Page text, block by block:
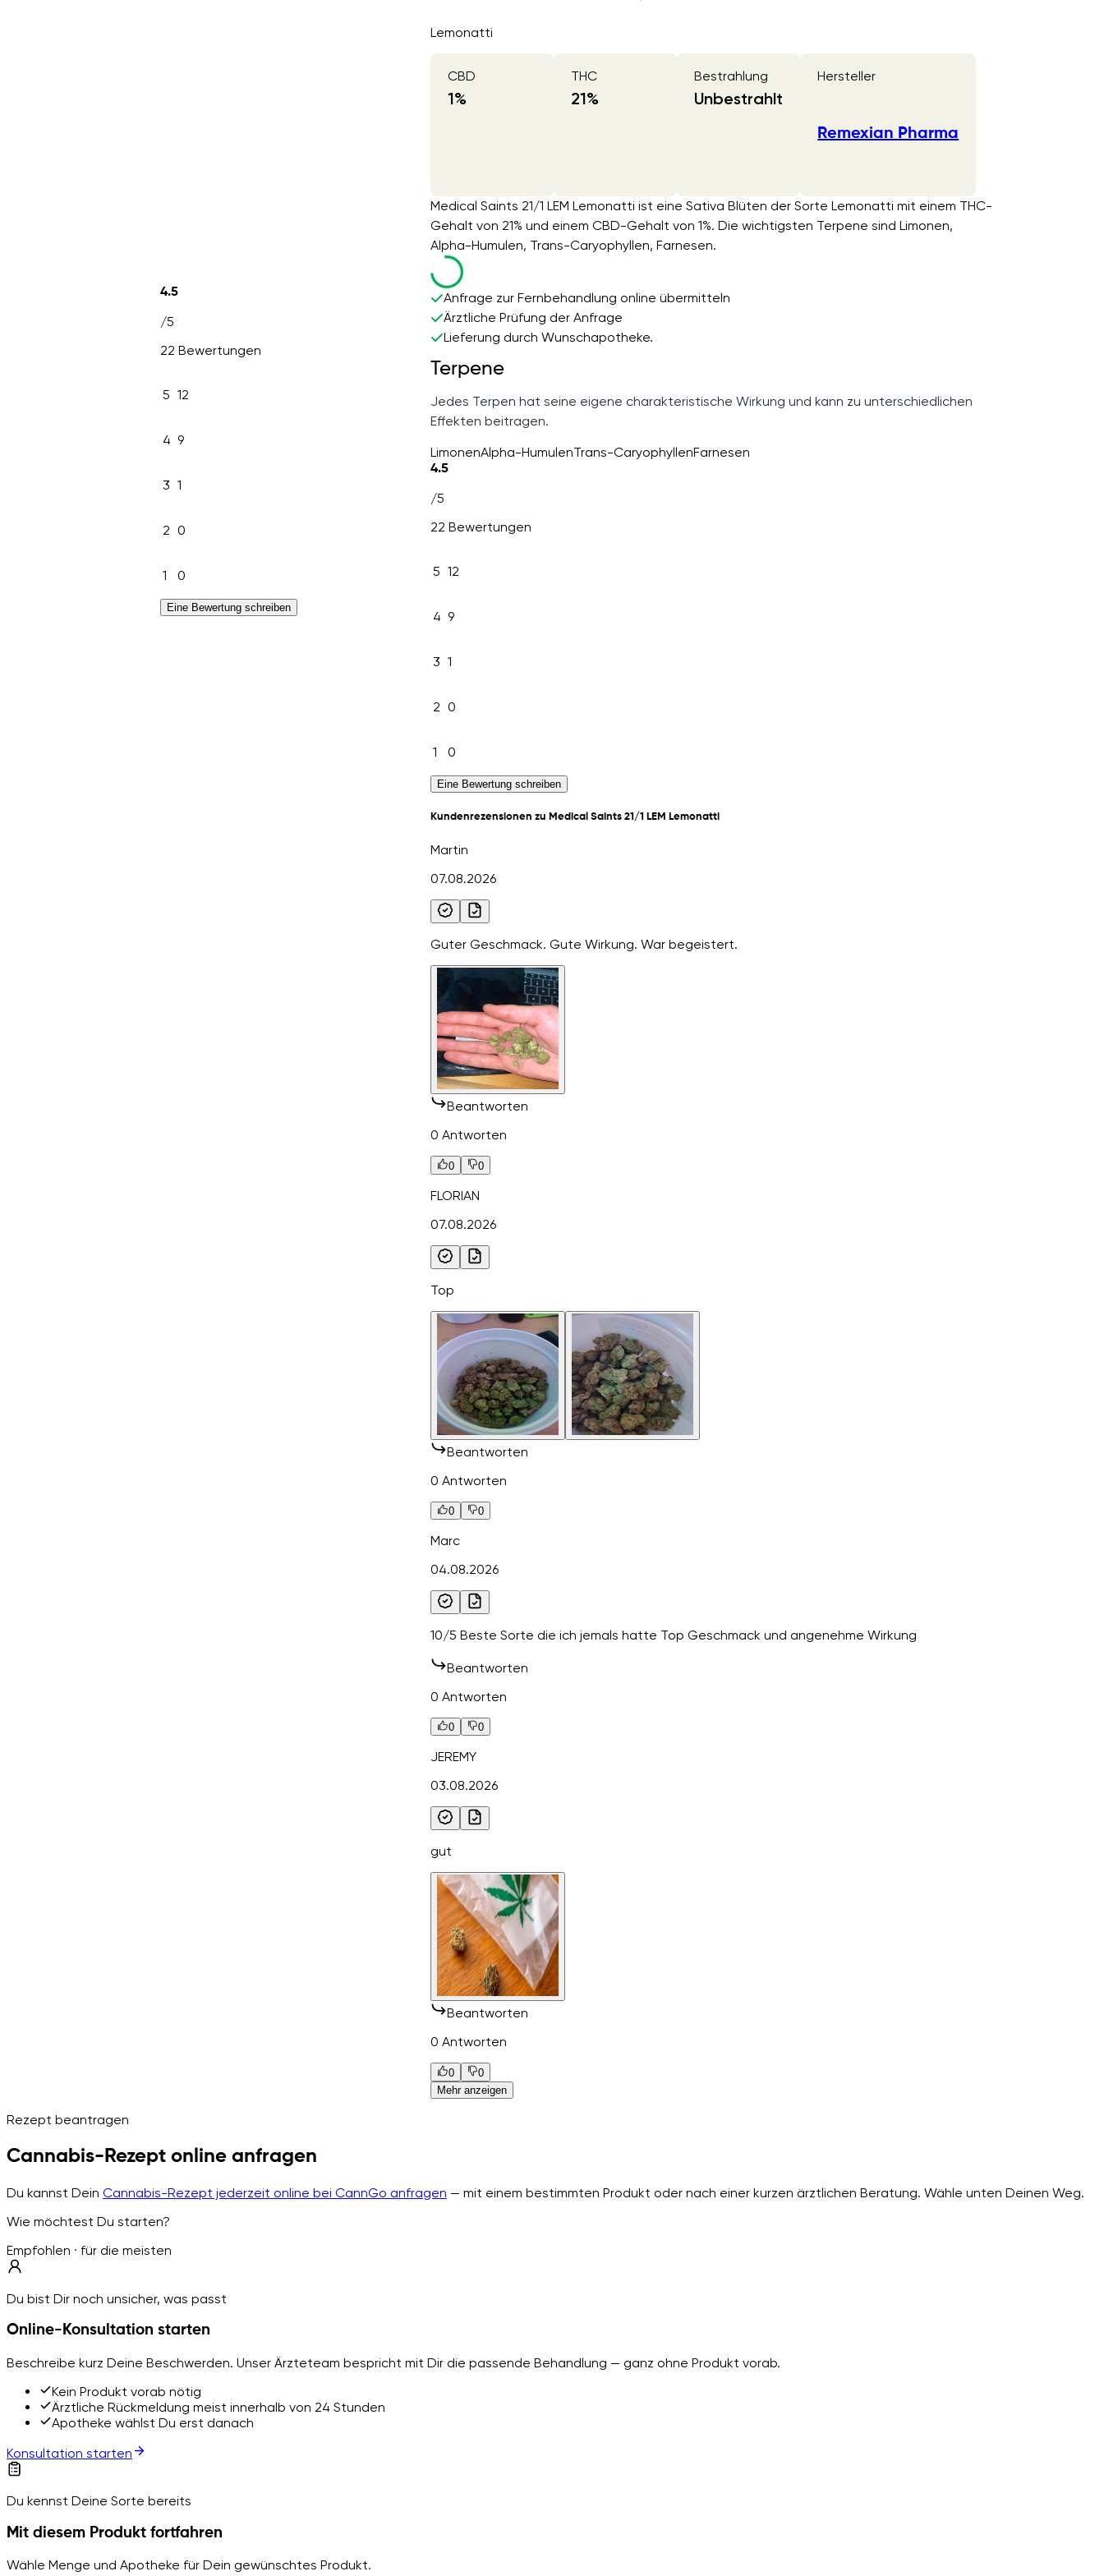
4.5
/5
22 Bewertungen
5 12
4 9
3 1
2 0
1 0
Eine Bewertung schreiben
Lemonatti
CBD
1%
THC
21%
Bestrahlung
Unbestrahlt
Hersteller
Remexian Pharma
Medical Saints 21/1 LEM Lemonatti ist eine Sativa Blüten der Sorte Lemonatti mit einem THC-
Gehalt von 21% und einem CBD-Gehalt von 1%. Die wichtigsten Terpene sind Limonen,
Alpha-Humulen, Trans-Caryophyllen, Farnesen.
Anfrage zur Fernbehandlung online übermitteln
Ärztliche Prüfung der Anfrage
Lieferung durch Wunschapotheke.
Terpene
Jedes Terpen hat seine eigene charakteristische Wirkung und kann zu unterschiedlichen
Effekten beitragen.
LimonenAlpha-HumulenTrans-CaryophyllenFarnesen
4.5
/5
22 Bewertungen
5 12
4 9
3 1
2 0
1 0
Eine Bewertung schreiben
Kundenrezensionen zu Medical Saints 21/1 LEM Lemonatti
Martin
07.08.2026
Guter Geschmack. Gute Wirkung. War begeistert.
Beantworten
0 Antworten
0 0
FLORIAN
07.08.2026
Top
Beantworten
0 Antworten
0 0
Marc
04.08.2026
10/5 Beste Sorte die ich jemals hatte Top Geschmack und angenehme Wirkung
Beantworten
0 Antworten
0 0
JEREMY
03.08.2026
gut
Beantworten
0 Antworten
0
0
Mehr anzeigen
Rezept beantragen
Cannabis-Rezept online anfragen
Du kannst Dein Cannabis-Rezept jederzeit online bei CannGo anfragen — mit einem bestimmten Produkt oder nach einer kurzen ärztlichen Beratung. Wähle unten Deinen Weg.
Wie möchtest Du starten?
Empfohlen · für die meisten
Du bist Dir noch unsicher, was passt
Online-Konsultation starten
Beschreibe kurz Deine Beschwerden. Unser Ärzteteam bespricht mit Dir die passende Behandlung — ganz ohne Produkt vorab.
Kein Produkt vorab nötig
Ärztliche Rückmeldung meist innerhalb von 24 Stunden
Apotheke wählst Du erst danach
Konsultation starten
Du kennst Deine Sorte bereits
Mit diesem Produkt fortfahren
Wähle Menge und Apotheke für Dein gewünschtes Produkt.